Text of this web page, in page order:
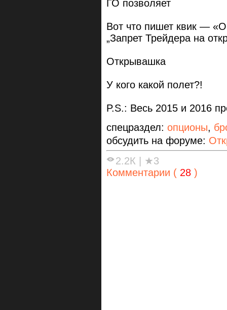
ГО позволяет
Вот что пишет квик —
„Запрет Трейдера на
Открывашка
У кого какой полет?!
P.S.: Весь 2015 и 2016
спецраздел: опционы,
обсудить на форуме:
2.2К | ★3
Комментарии ( 28 )